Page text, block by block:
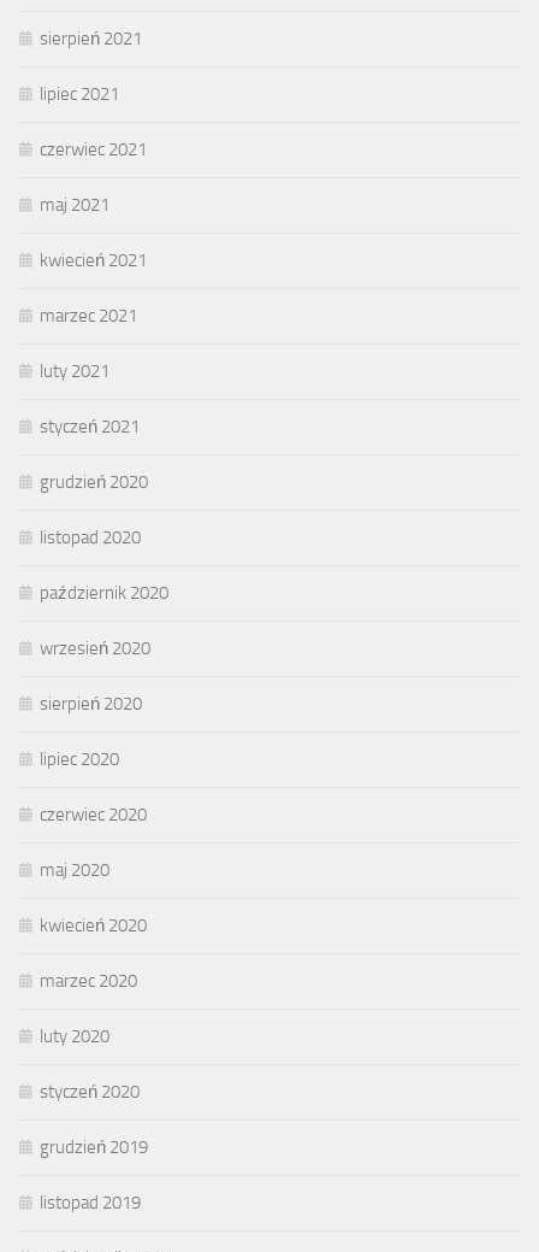
sierpień 2021
lipiec 2021
czerwiec 2021
maj 2021
kwiecień 2021
marzec 2021
luty 2021
styczeń 2021
grudzień 2020
listopad 2020
październik 2020
wrzesień 2020
sierpień 2020
lipiec 2020
czerwiec 2020
maj 2020
kwiecień 2020
marzec 2020
luty 2020
styczeń 2020
grudzień 2019
listopad 2019